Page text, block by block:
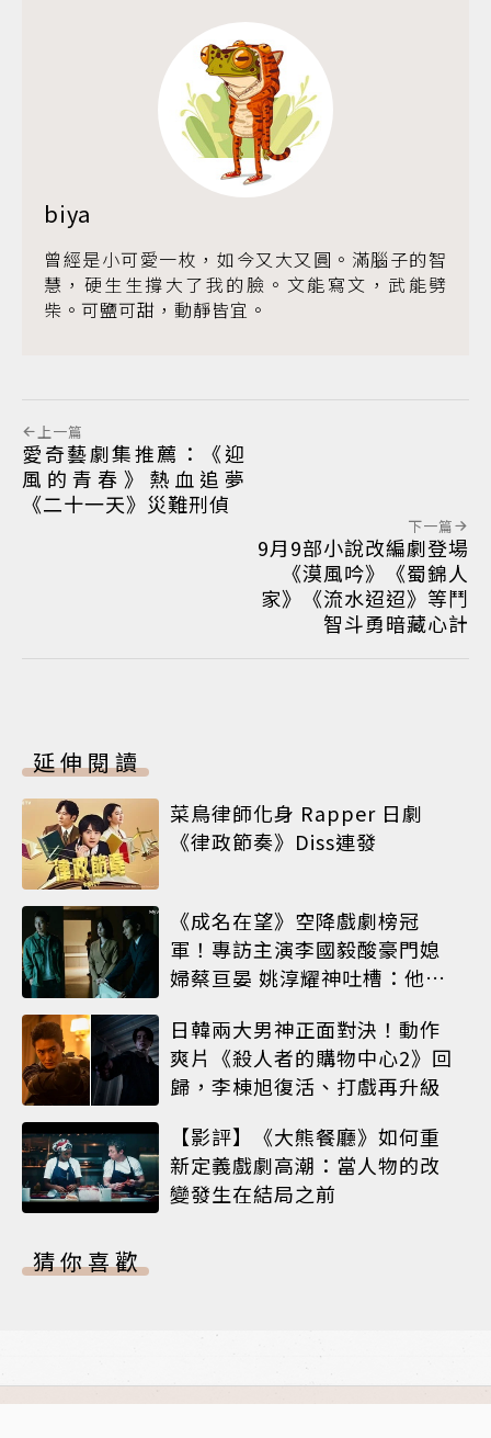
biya
曾經是小可愛一枚，如今又大又圓。滿腦子的智
慧，硬生生撐大了我的臉。文能寫文，武能劈
柴。可鹽可甜，動靜皆宜。
上一篇
愛奇藝劇集推薦：《迎
風的青春》熱血追夢
《二十一天》災難刑偵
下一篇
9月9部小說改編劇登場
《漠風吟》《蜀錦人
家》《流水迢迢》等鬥
智斗勇暗藏心計
延伸閱讀
菜鳥律師化身 Rapper 日劇
《律政節奏》Diss連發
《成名在望》空降戲劇榜冠
軍！專訪主演李國毅酸豪門媳
婦蔡亘晏 姚淳耀神吐槽：他永
日韓兩大男神正面對決！動作
爽片《殺人者的購物中心2》回
歸，李棟旭復活、打戲再升級
【影評】《大熊餐廳》如何重
新定義戲劇高潮：當人物的改
變發生在結局之前
猜你喜歡